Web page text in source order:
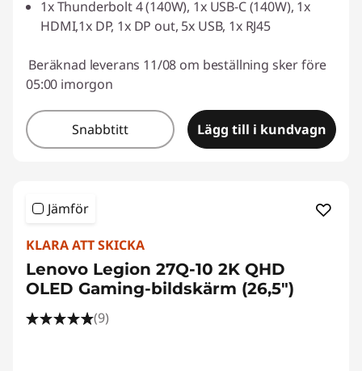
1x Thunderbolt 4 (140W), 1x USB-C (140W), 1x
HDMI,1x DP, 1x DP out, 5x USB, 1x RJ45
Beräknad leverans 11/08 om beställning sker före
05:00 imorgon
Snabbtitt Lägg till i kundvagn
Jämför
KLARA ATT SKICKA
Lenovo Legion 27Q-10 2K QHD
OLED Gaming-bildskärm (26,5")
(9)